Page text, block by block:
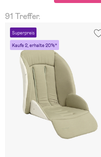
91 Treffer.
Superpreis
Kaufe 2, erhalte 20%*